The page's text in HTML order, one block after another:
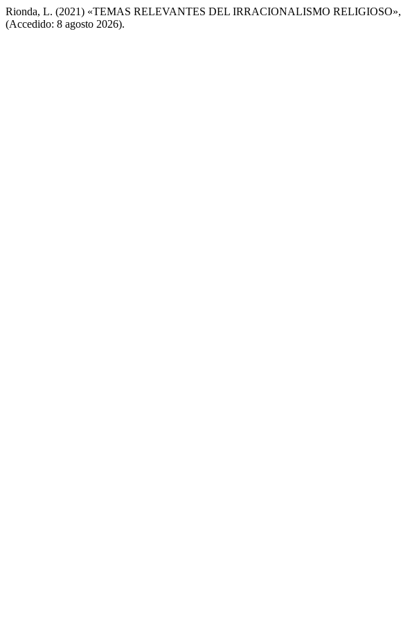
Rionda, L. (2021) «TEMAS RELEVANTES DEL IRRACIONALISMO RELIGIOSO»,
(Accedido: 8 agosto 2026).